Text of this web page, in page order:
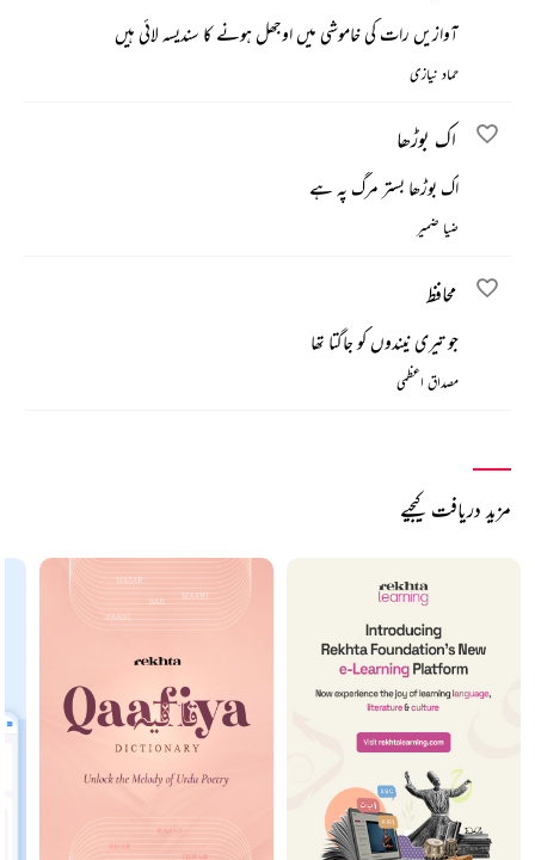
آوازیں رات کی خاموشی میں اوجھل ہونے کا سندیسہ لائی ہیں
حماد نیازی
اک بوڑھا
اک بوڑھا بستر مرگ پہ ہے
ضیا ضمیر
محافظ
جو تیری نیندوں کو جاگتا تھا
مصداق اعظمی
مزید دریافت کیجیے